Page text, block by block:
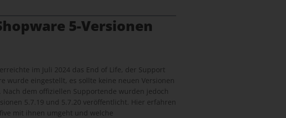
5-Versionen
im Juli 2024 das End of Life, der Support
wurde eingestellt, es sollte keine neuen Versionen
Nach dem offiziellen Supportende wurden jedoch
5.7.19 und 5.7.20 veröffentlicht. Hier erfahren
mit ihnen umgeht und welche